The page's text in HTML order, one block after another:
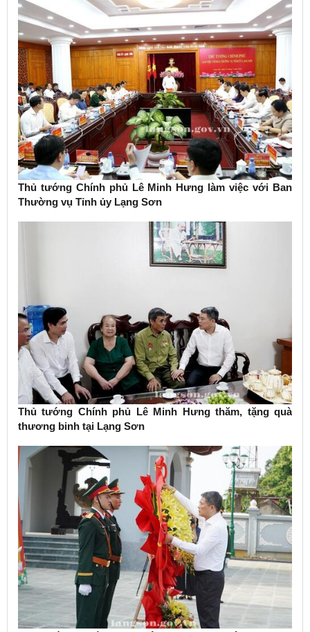
Thủ tướng Chính phủ Lê Minh Hưng làm việc với Ban
Thường vụ Tỉnh ủy Lạng Sơn
Thủ tướng Chính phủ Lê Minh Hưng thăm, tặng quà
thương binh tại Lạng Sơn